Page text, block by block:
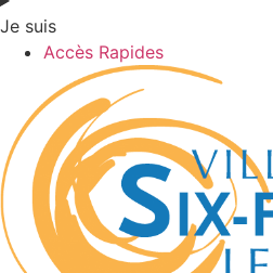
Je suis
Accès Rapides